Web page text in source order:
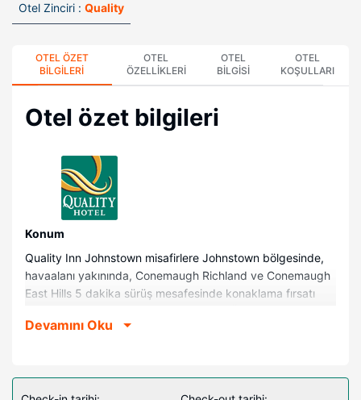
Otel Zinciri : Quality
OTEL ÖZET
BILGILERI
OTEL
ÖZELLIKLERI
OTEL
BILGISI
OTEL
KOŞULLARI
Otel özet bilgileri
Konum
Quality Inn Johnstown misafirlere Johnstown bölgesinde,
havaalanı yakınında, Conemaugh Richland ve Conemaugh
East Hills 5 dakika sürüş mesafesinde konaklama fırsatı
mi (5,7 km) ve Pasquerilla Performing Arts Center ile 3,6 mi
Misafirler için 65 klimalı odada mikrodalga fırın mevcuttur.
Devamını Oku